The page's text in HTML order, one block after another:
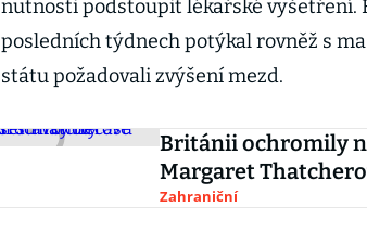
nutnosti podstoupit lékařské vyšetření.
posledních týdnech potýkal rovněž s
státu požadovali zvýšení mezd.
Británii ochromily
Margaret
Zahraniční